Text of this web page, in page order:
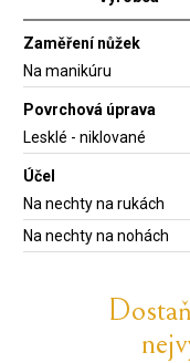
Zaměření nůžek
Na manikúru
Povrchová úprava
Lesklé - niklované
Účel
Na nechty na rukách
Na nechty na nohách